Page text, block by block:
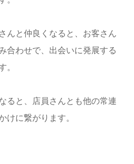
んと仲良くなると、お客さん
合わせで、出会いに発展する
。
ると、店員さんとも他の常連
けに繋がります。